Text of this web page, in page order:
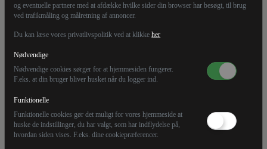
og eventuelle partnere med at afdække hvilke sider din browser har besøgt, til brug
ved trafikmåling og målretning af annoncer.
Du kan læse vores privatlivspolitik ved at klikkeher
Nødvendige
Nødvendige cookies sørger for at hjemmesiden fungerer.
F.eks. at din bruger bliver husket når du logger ind.
Funktionelle
Funktionelle cookies gør det muligt for vores hjemmeside at
huske de indstillinger, du har valgt, som har indflydelse på,
hvordan siden vises. F.eks. dine cookiepræferencer.